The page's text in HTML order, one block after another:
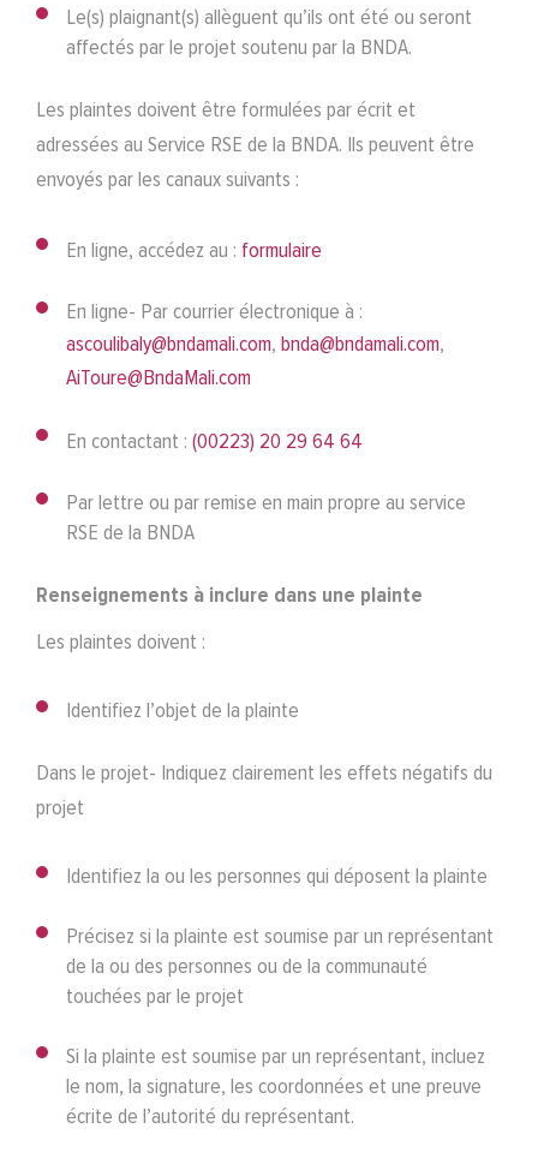
Le(s) plaignant(s) allèguent qu’ils ont été ou seront
affectés par le projet soutenu par la BNDA.
Les plaintes doivent être formulées par écrit et
adressées au Service RSE de la BNDA. Ils peuvent être
envoyés par les canaux suivants :
En ligne, accédez au : formulaire
En ligne- Par courrier électronique à :
ascoulibaly@bndamali.com, bnda@bndamali.com,
AiToure@BndaMali.com
En contactant : (00223) 20 29 64 64
Par lettre ou par remise en main propre au service
RSE de la BNDA
Renseignements à inclure dans une plainte
Les plaintes doivent :
Identifiez l’objet de la plainte
Dans le projet- Indiquez clairement les effets négatifs du
projet
Identifiez la ou les personnes qui déposent la plainte
Précisez si la plainte est soumise par un représentant
de la ou des personnes ou de la communauté
touchées par le projet
Si la plainte est soumise par un représentant, incluez
le nom, la signature, les coordonnées et une preuve
écrite de l’autorité du représentant.